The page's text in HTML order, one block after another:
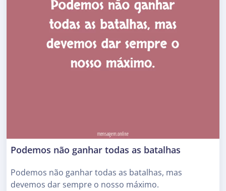
Podemos não ganhar todas as batalhas
Podemos não ganhar todas as batalhas, mas
devemos dar sempre o nosso máximo.